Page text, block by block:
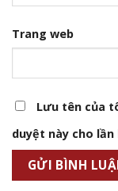
Trang web
Lưu tên của
duyệt này cho